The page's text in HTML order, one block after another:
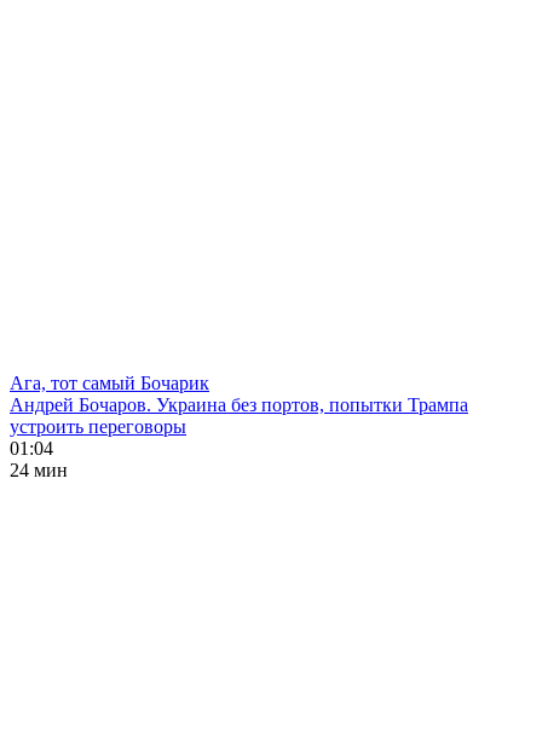
Ага, тот самый Бочарик
Андрей Бочаров. Украина без портов, попытки Трампа
устроить переговоры
01:04
24 мин